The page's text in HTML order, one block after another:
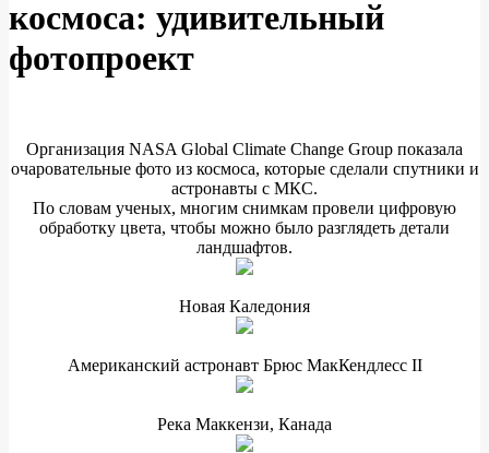
космоса: удивительный
фотопроект
Организация NASA Global Climate Change Group показала
очаровательные фото из космоса, которые сделали спутники и
астронавты с МКС.
По словам ученых, многим снимкам провели цифровую
обработку цвета, чтобы можно было разглядеть детали
ландшафтов.
Новая Каледония
Американский астронавт Брюс МакКендлесс II
Река Маккензи, Канада